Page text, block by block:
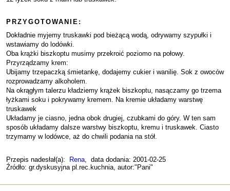
PRZYGOTOWANIE:
Dokładnie myjemy truskawki pod bieżącą wodą, odrywamy szypułki i
wstawiamy do lodówki.
Oba krążki biszkoptu musimy przekroić poziomo na połowy.
Przyrządzamy krem:
Ubijamy trzepaczką śmietankę, dodajemy cukier i wanilię. Sok z owoców
rozprowadzamy alkoholem.
Na okrągłym talerzu kładziemy krążek biszkoptu, nasączamy go trzema
łyżkami soku i pokrywamy kremem. Na kremie układamy warstwę
truskawek
Układamy je ciasno, jedna obok drugiej, czubkami do góry. W ten sam
sposób układamy dalsze warstwy biszkoptu, kremu i truskawek. Ciasto
trzymamy w lodówce, aż do chwili podania na stół.
Przepis nadesłał(a): Rena, data dodania: 2001-02-25
Źródło: gr.dyskusyjna pl.rec.kuchnia, autor:"Pani"